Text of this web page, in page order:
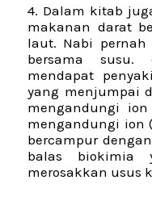
4. Dalam kitab
makanan darat
laut. Nabi
bersama
mendapat
yang menjumpai
mengandungi
mengandungi ion
bercampur
balas biokimia
merosakkan usus